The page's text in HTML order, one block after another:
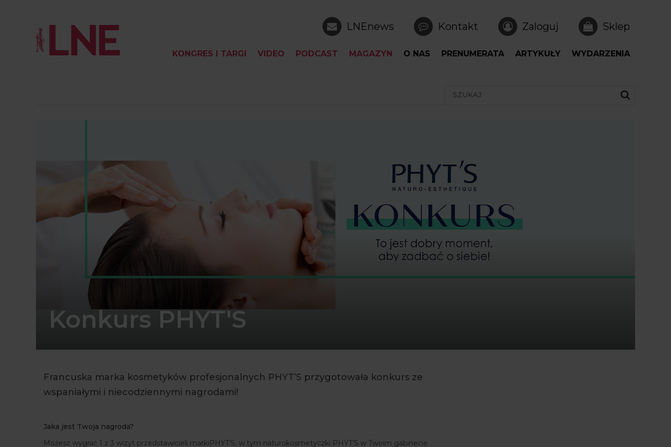
LNEnews Kontakt Zaloguj Sklep
KONGRES I TARGI VIDEO PODCAST MAGAZYN O NAS PRENUMERATA ARTYKUŁY WYDARZENIA
Konkurs PHYT'S
Francuska marka kosmetyków profesjonalnych PHYT’S przygotowała konkurs ze
wspaniałymi i niecodziennymi nagrodami!
Jaka jest Twoja nagroda?
Możesz wygrać 1 z 3 wizyt przedstawicieli markiPHYT’S, w tym naturokosmetyczki PHYT’S w Twoim gabinecie